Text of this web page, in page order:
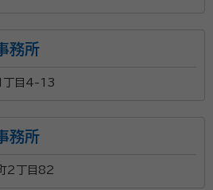
務所
丁目4-13
務所
2丁目82